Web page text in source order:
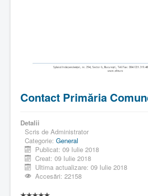
Contact Primăria
Detalii
Scris de Administrator
Categorie: General
Publicat: 09 Iulie 2018
Creat: 09 Iulie 2018
Ultima actualizare: 09 Iulie 2018
Accesări: 22158